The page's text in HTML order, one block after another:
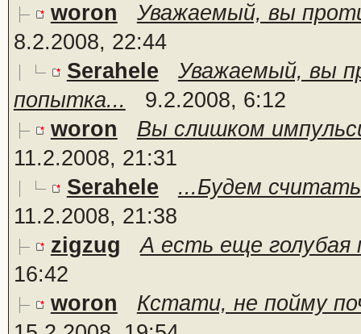
woron
Уважаемый, вы
8.2.2008, 22:44
Serahele
Уважаемый, вы
попытка...
9.2.2008, 6:12
woron
Вы слишком
11.2.2008, 21:31
Serahele
...Будем
11.2.2008, 21:38
zigzug
А есть еще голубая
16:42
woron
Кстати, не пойму